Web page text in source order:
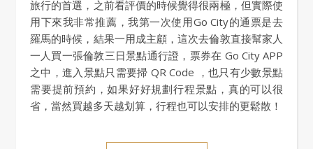
旅行的首選，之前看評價的時候覺得很兩極，但實際使
用下來我非常推薦，我第一次使用Go City的通票是去
羅馬的時候，結果一用成主顧，這次去倫敦直接幫家人
一人買一張倫敦三日景點通行證，票券在 Go City APP
之中，進入景點只需要掃 QR Code ，也只有少數景點
需要提前預約，如果好好規劃行程景點，真的可以很
省，當然買越多天越划算，行程也可以安排的更鬆散！